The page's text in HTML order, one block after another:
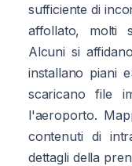
sufficiente di
affollato, molti
Alcuni si
installano piani
scaricano file
l'aeroporto.
contenuti di
dettagli della